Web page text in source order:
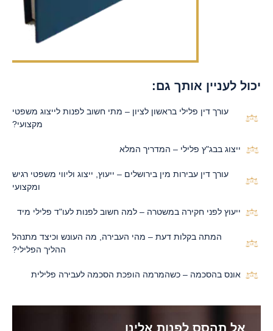
יכול לעניין אותך גם:
עורך דין פלילי בראשון לציון – מתי חשוב לפנות לייצוג משפטי
מקצועי?
ייצוג בבג"ץ פלילי – המדריך המלא
עורך דין עבירות מין בירושלים – ייעוץ, ייצוג וליווי משפטי רגיש
ומקצועי
ייעוץ לפני חקירה במשטרה – למה חשוב לפנות לעו"ד פלילי מיד
המתה בקלות דעת – מהי העבירה, מה העונש וכיצד מתנהל
ההליך הפלילי?
אונס בהסכמה – כשהמרמה הופכת הסכמה לעבירה פלילית
אל תהסס לפנות אלינו